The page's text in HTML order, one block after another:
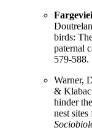
birds:
paternal
579-588.
Warner,
&
hinder
nest